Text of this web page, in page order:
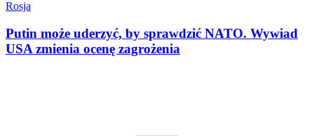
Rosja
Putin może uderzyć, by sprawdzić NATO. Wywiad
USA zmienia ocenę zagrożenia